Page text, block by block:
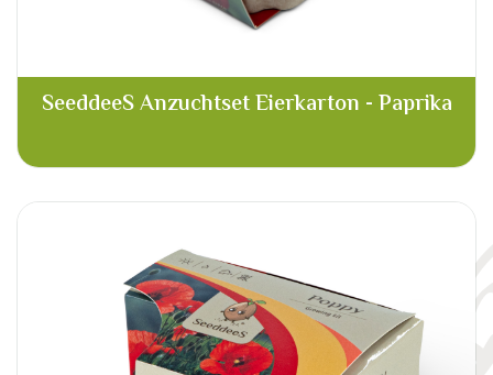
SeeddeeS Anzuchtset Eierkarton - Paprika